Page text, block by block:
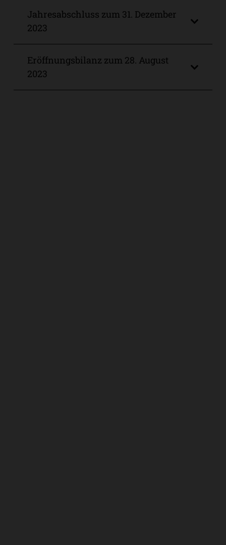
Jahresabschluss zum 31. Dezember
2023
Eröffnungsbilanz zum 28. August
2023